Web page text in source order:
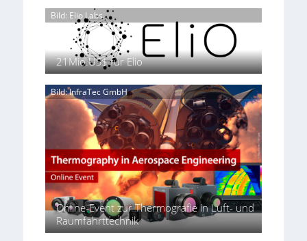
0
2
6
c
h
a
n
S
e
r
e
a
c
t
S
e
r
i
e
s
r
ä
e
n
i
n
E
M
A
-
R
e
g
i
o
m
e
p
a
g
e
‚
H
y
p
e
r
s
p
c
t
r
Bild: Elio Labs.
21Mio.US$ für Elio
Bild: InfraTec GmbH
Online-Event zur Thermografie in Luft- und
Raumfahrttechnik